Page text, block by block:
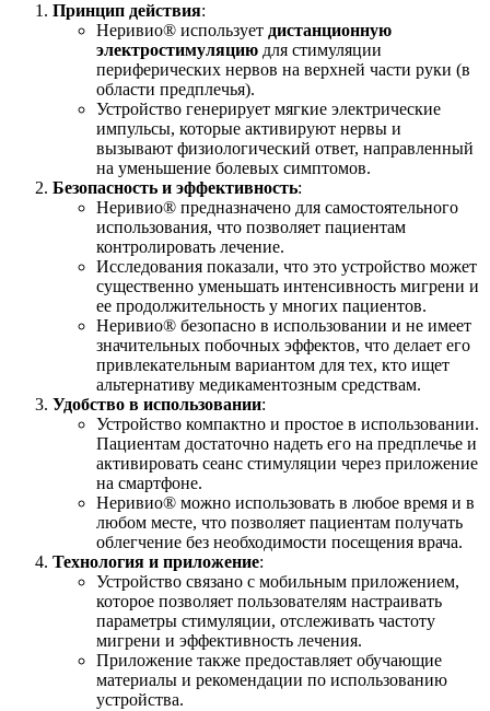
Принцип действия:
Неривио® использует дистанционную
электростимуляцию для стимуляции
периферических нервов на верхней части руки (в
области предплечья).
Устройство генерирует мягкие электрические
импульсы, которые активируют нервы и
вызывают физиологический ответ, направленный
на уменьшение болевых симптомов.
Безопасность и эффективность:
Неривио® предназначено для самостоятельного
использования, что позволяет пациентам
контролировать лечение.
Исследования показали, что это устройство может
существенно уменьшать интенсивность мигрени и
ее продолжительность у многих пациентов.
Неривио® безопасно в использовании и не имеет
значительных побочных эффектов, что делает его
привлекательным вариантом для тех, кто ищет
альтернативу медикаментозным средствам.
Удобство в использовании:
Устройство компактно и простое в использовании.
Пациентам достаточно надеть его на предплечье и
активировать сеанс стимуляции через приложение
на смартфоне.
Неривио® можно использовать в любое время и в
любом месте, что позволяет пациентам получать
облегчение без необходимости посещения врача.
Технология и приложение:
Устройство связано с мобильным приложением,
которое позволяет пользователям настраивать
параметры стимуляции, отслеживать частоту
мигрени и эффективность лечения.
Приложение также предоставляет обучающие
материалы и рекомендации по использованию
устройства.